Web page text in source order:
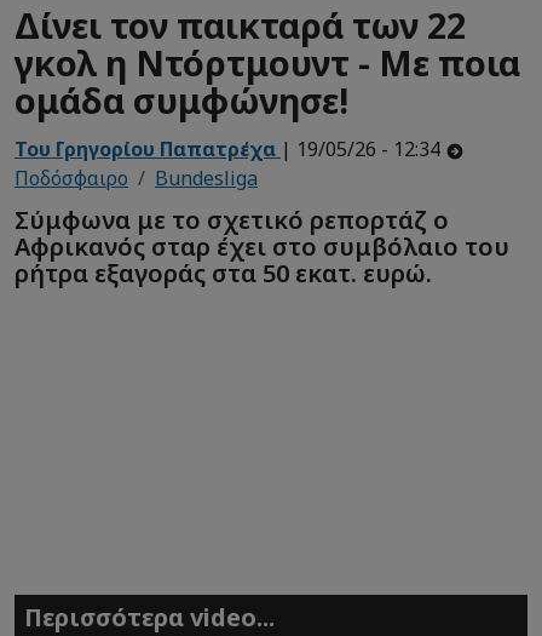
Δίνει τον παικταρά των 22
γκολ η Ντόρτμουντ - Με ποια
ομάδα συμφώνησε!
Του Γρηγορίου Παπατρέχα | 19/05/26 - 12:34
Ποδόσφαιρο
Bundesliga
Σύμφωνα με το σχετικό ρεπορτάζ ο
Αφρικανός σταρ έχει στο συμβόλαιο του
ρήτρα εξαγοράς στα 50 εκατ. ευρώ.
Περισσότερα video...